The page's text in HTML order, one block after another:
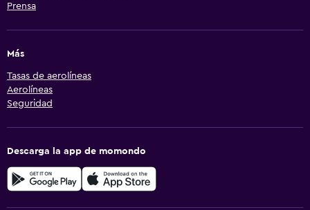
Prensa
Más
Tasas de aerolíneas
Aerolíneas
Seguridad
Descarga la app de momondo